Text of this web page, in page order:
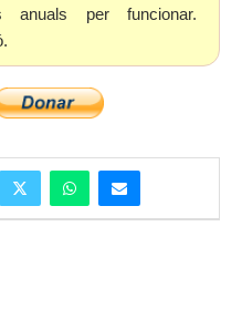
anuals per funcionar.